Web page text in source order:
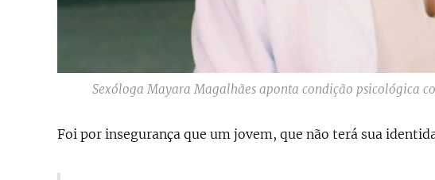
Sexóloga Mayara Magalhães aponta condição psicológica
Foi por insegurança que um jovem, que não terá sua